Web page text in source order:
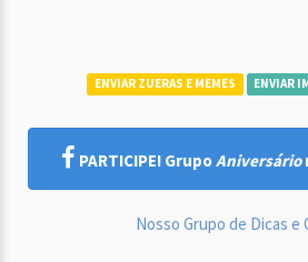
ENVIAR ZUERAS E MEMES ENVIAR
PARTICIPE! GrupoAniversário
Nosso Grupo de Dicas e